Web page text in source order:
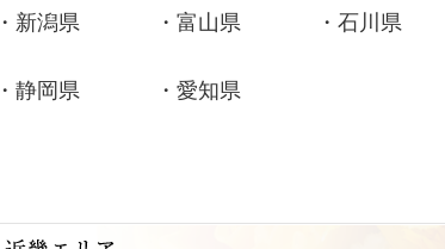
・ 新潟県 ・ 富山県 ・ 石川県
・ 静岡県 ・ 愛知県